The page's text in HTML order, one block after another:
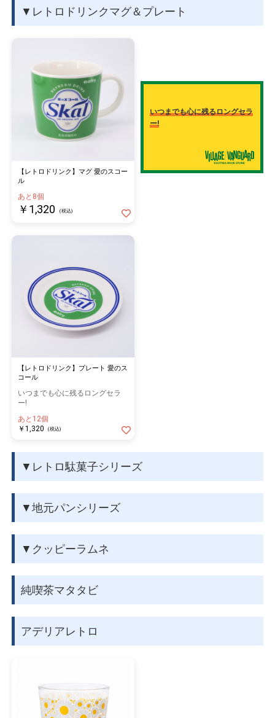
▼レトロドリンクマグ＆プレート
【レトロドリンク】マグ 愛のスコー
ル
あと8個
￥1,320 (税込)
いつまでも心に残るロングセラ
ー!
【レトロドリンク】プレート 愛のス
コール
いつまでも心に残るロングセラ
ー!
あと12個
￥1,320
(税込)
▼レトロ駄菓子シリーズ
▼地元パンシリーズ
▼クッピーラムネ
純喫茶マタタビ
アデリアレトロ